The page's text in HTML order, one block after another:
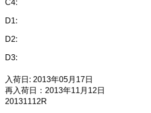
C4:
D1:
D2:
D3:
入荷日: 2013年05月17日
再入荷日：2013年11月12日
20131112R